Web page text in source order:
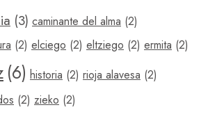
(3) caminante del alma (2)
(2) elciego (2) eltziego (2) ermita (2)
(6) historia (2) rioja alavesa (2)
(2) zieko (2)